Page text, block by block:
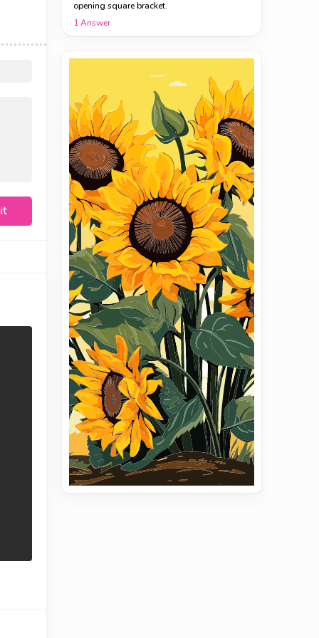
opening square bracket.
1Answer